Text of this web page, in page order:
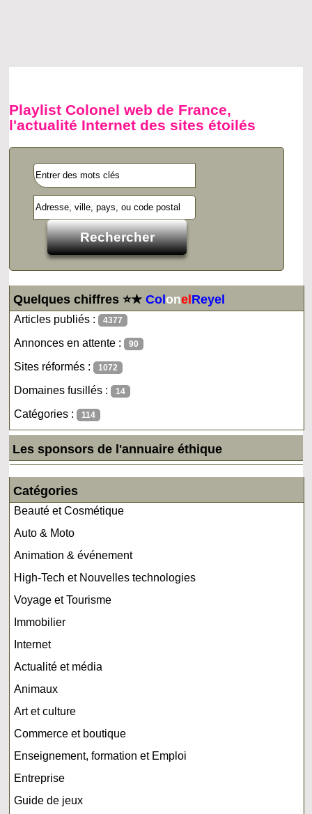
Playlist Colonel web de France,
l'actualité Internet des sites étoilés
Quelques chiffres ⭐★ColonelReyel
Articles publiés : 4377
Annonces en attente : 90
Sites réformés : 1072
Domaines fusillés : 14
Catégories : 114
Les sponsors de l'annuaire éthique
Catégories
Beauté et Cosmétique
Auto & Moto
Animation & événement
High-Tech et Nouvelles technologies
Voyage et Tourisme
Immobilier
Internet
Actualité et média
Animaux
Art et culture
Commerce et boutique
Enseignement, formation et Emploi
Entreprise
Guide de jeux